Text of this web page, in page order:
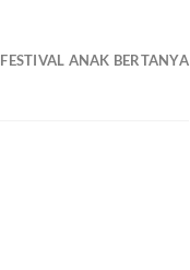
FESTIVAL ANAK BERTANYA